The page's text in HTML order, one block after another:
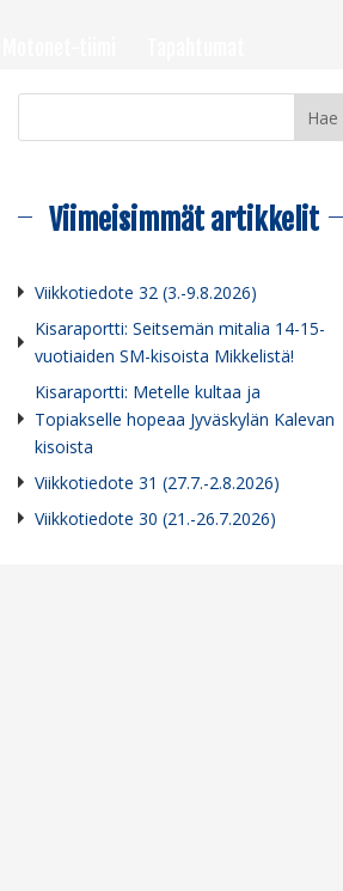
Viimeisimmät artikkelit
Viikkotiedote 32 (3.-9.8.2026)
Kisaraportti: Seitsemän mitalia 14-15-
vuotiaiden SM-kisoista Mikkelistä!
Kisaraportti: Metelle kultaa ja
Topiakselle hopeaa Jyväskylän Kalevan
kisoista
Viikkotiedote 31 (27.7.-2.8.2026)
Viikkotiedote 30 (21.-26.7.2026)